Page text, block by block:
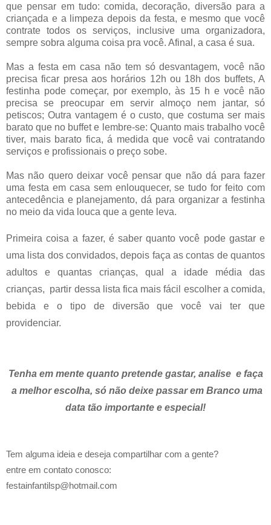
que pensar em tudo: comida, decoração, diversão para a
criançada e a limpeza depois da festa, e mesmo que você
contrate todos os serviços, inclusive uma organizadora,
sempre sobra alguma coisa pra você. Afinal, a casa é sua.
Mas a festa em casa não tem só desvantagem, você não
precisa ficar presa aos horários 12h ou 18h dos buffets, A
festinha pode começar, por exemplo, às 15 h e você não
precisa se preocupar em servir almoço nem jantar, só
petiscos; Outra vantagem é o custo, que costuma ser mais
barato que no buffet e lembre-se: Quanto mais trabalho você
tiver, mais barato fica, á medida que você vai contratando
serviços e profissionais o preço sobe.
Mas não quero deixar você pensar que não dá para fazer
uma festa em casa sem enlouquecer, se tudo for feito com
antecedência e planejamento, dá para organizar a festinha
no meio da vida louca que a gente leva.
Primeira coisa a fazer, é saber quanto você pode gastar e
uma lista dos convidados, depois faça as contas de quantos
adultos e quantas crianças, qual a idade média das
crianças, partir dessa lista fica mais fácil escolher a comida,
bebida e o tipo de diversão que você vai ter que
providenciar.
Tenha em mente quanto pretende gastar, analise e faça
a melhor escolha, só não deixe passar em Branco uma
data tão importante e especial!
Tem alguma ideia e deseja compartilhar com a gente?
entre em contato conosco:
festainfantilsp@hotmail.com